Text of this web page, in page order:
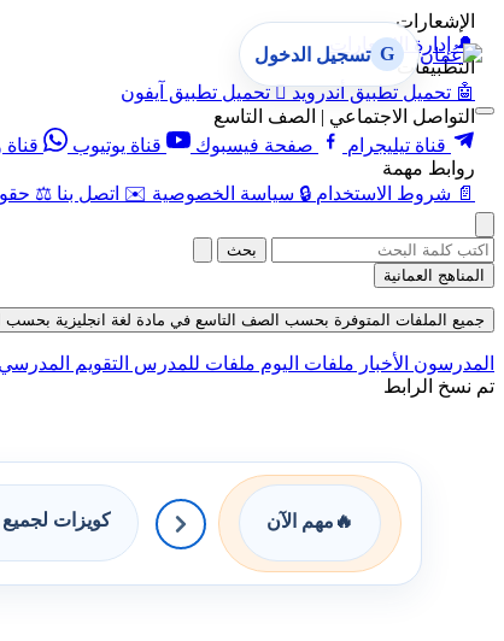
الإشعارات
🔔 إدارة الإشعارات
التطبيقات
🤖 تحميل تطبيق أندرويد  تحميل تطبيق آيفون
التواصل الاجتماعي | الصف التاسع
قناة تيليجرام
صفحة فيسبوك قناة يوتيوب
روابط مهمة
📄 شروط الاستخدام 🔒 سياسة الخصوصية ✉️ اتصل بنا ⚖️
G تسجيل الدخول
بحث
المناهج العمانية
جميع الملفات المتوفرة بحسب الصف التاسع في مادة لغة انجليزية بحسب الفصل
المدرسون الأخبار ملفات اليوم ملفات للمدرس التقويم المدرسي
تم نسخ الرابط
🔥 مهم الآن كويزات